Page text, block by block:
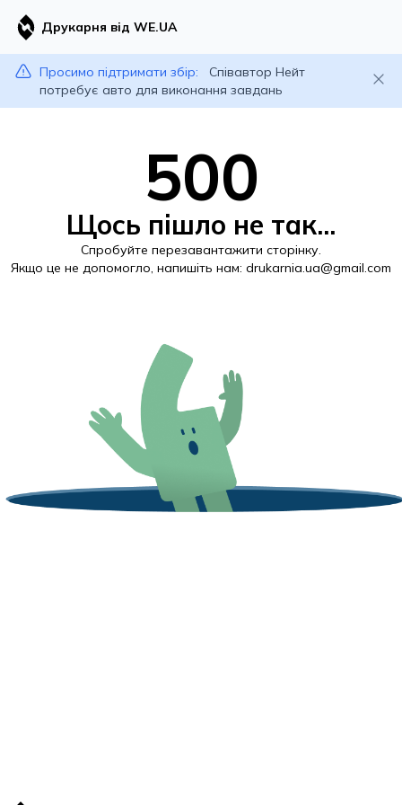
Друкарня від WE.UA
Просимо підтримати збір:
Співавтор Нейт
потребує авто для виконання завдань
500
Щось пішло не так...
Спробуйте перезавантажити сторінку.
Якщо це не допомогло, напишіть нам: drukarnia.ua@gmail.com